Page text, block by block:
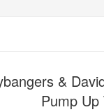
&
Pump